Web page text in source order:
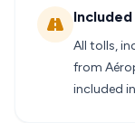
All tolls,
from
included